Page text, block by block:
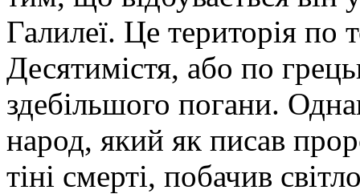
Галилеї. Це територія по
Десятимістя, або по
здебільшого погани.
народ, який як писав
тіні смерті, побачив